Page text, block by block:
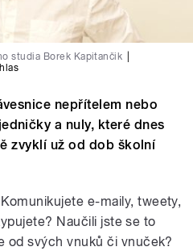
studia Borek Kapitančik
nepřítelem nebo
a nuly, které dnes
zvyklí už od dob školní
e-maily, tweety,
Naučili jste se to
od svých vnuků či vnuček?